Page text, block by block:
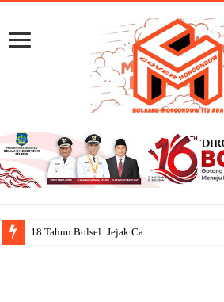
18 Tahun Bolsel: Jejak Capaian, Semangat Go